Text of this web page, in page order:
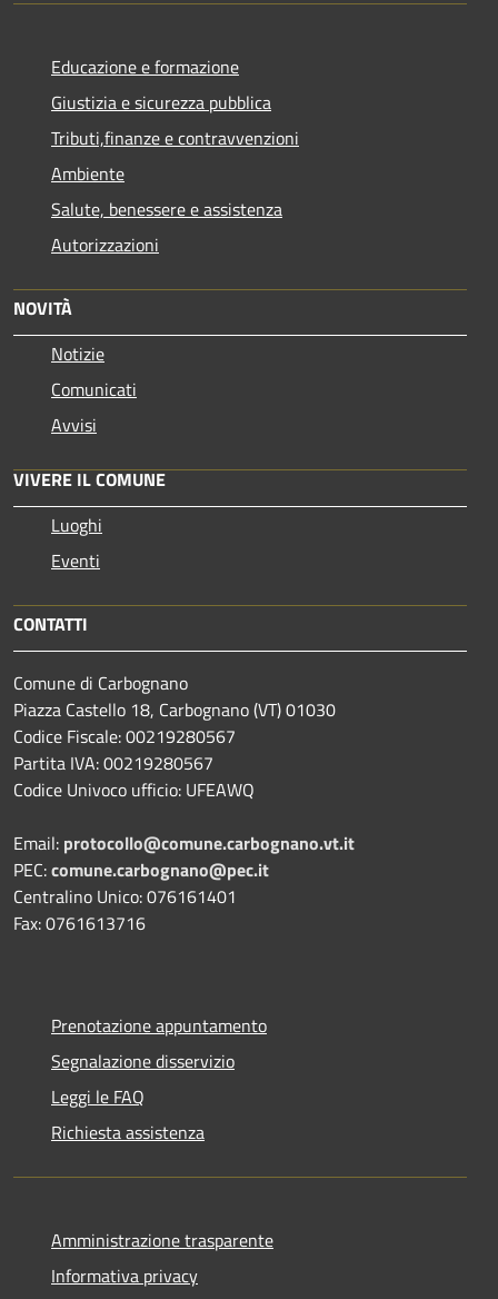
Educazione e formazione
Giustizia e sicurezza pubblica
Tributi,finanze e contravvenzioni
Ambiente
Salute, benessere e assistenza
Autorizzazioni
NOVITÀ
Notizie
Comunicati
Avvisi
VIVERE IL COMUNE
Luoghi
Eventi
CONTATTI
Comune di Carbognano
Piazza Castello 18, Carbognano (VT) 01030
Codice Fiscale: 00219280567
Partita IVA: 00219280567
Codice Univoco ufficio: UFEAWQ
Email: protocollo@comune.carbognano.vt.it
PEC:comune.carbognano@pec.it
Centralino Unico: 076161401
Fax: 0761613716
Prenotazione appuntamento
Segnalazione disservizio
Leggi le FAQ
Richiesta assistenza
Amministrazione trasparente
Informativa privacy